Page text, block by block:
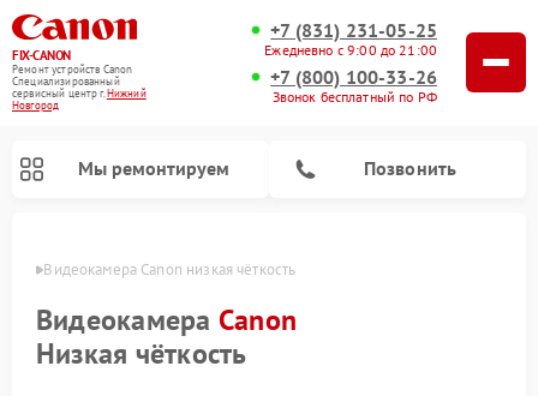
FIX-CANON
Ремонт устройств Canon
Специализированный
cервисный центр г.Нижний
Новгород
+7 (831) 231-05-25
Ежедневно с 9:00 до 21:00
+7 (800) 100-33-26
Звонок бесплатный по РФ
Мы ремонтируем Позвонить
Видеокамера Canon низкая чёткость
Видеокамера Canon
Низкая чёткость